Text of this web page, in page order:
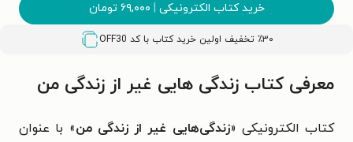
خرید کتاب الکترونیکی | ۶۹,۰۰۰ تومان
٪۳۰ تخفیف اولین خرید کتاب با کد OFF30
معرفی کتاب زندگی هایی غیر از زندگی من
کتاب الکترونیکی «زندگی‌هایی غیر از زندگی من» با عنوان